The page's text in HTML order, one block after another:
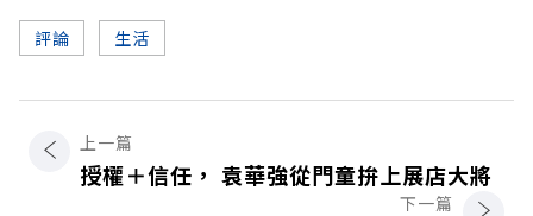
評論 生活
上一篇
授權＋信任， 袁華強從門童拚上展店大將
下一篇